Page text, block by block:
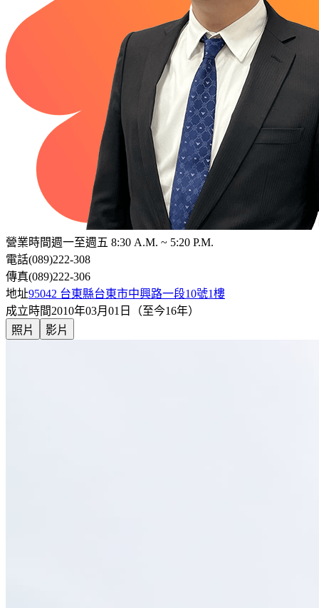
營業時間週一至週五 8:30 A.M. ~ 5:20 P.M.
電話(089)222-308
傳真(089)222-306
地址95042 台東縣台東市中興路一段10號1樓
成立時間2010年03月01日（至今16年）
照片
影片